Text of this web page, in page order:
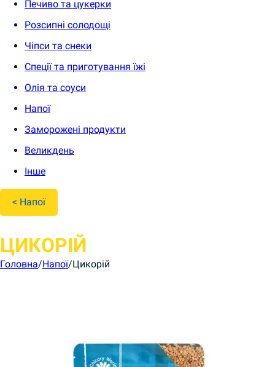
Печиво та цукерки
Розсипні солодощі
Чіпси та снеки
Спеції та приготування їжі
Олія та соуси
Напої
Заморожені продукти
Великдень
Інше
< Напої
ЦИКОРІЙ
Головна/Напої/Цикорій